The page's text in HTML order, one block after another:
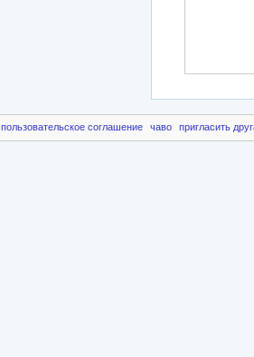
пользовательское соглашение чаво пригласить